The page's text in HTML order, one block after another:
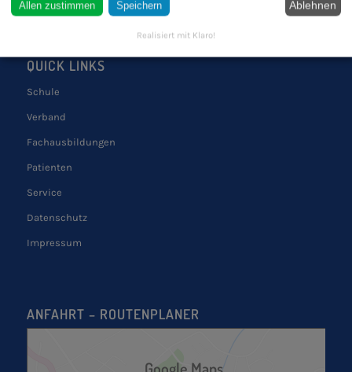
QUICK LINKS
Schule
Verband
Fachausbildungen
Patienten
Service
Datenschutz
Impressum
ANFAHRT – ROUTENPLANER
Allen zustimmen Speichern Ablehnen
Realisiert mit Klaro!